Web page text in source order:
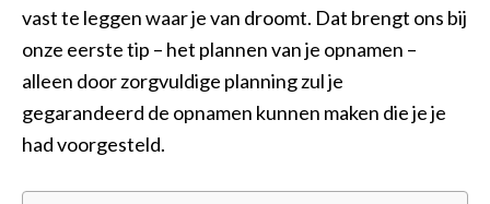
vast te leggen waar je van droomt. Dat brengt ons bij
onze eerste tip – het plannen van je opnamen –
alleen door zorgvuldige planning zul je
gegarandeerd de opnamen kunnen maken die je je
had voorgesteld.